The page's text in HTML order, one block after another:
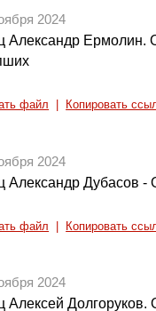
2024
Александр Ермолин.
файл Копировать
2024
Александр Дубасов -
файл Копировать
2024
Алексей Долгоруков.